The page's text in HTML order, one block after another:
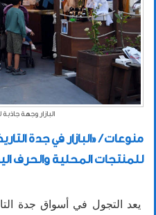
البازار وجهة
منوعات / «البازار في جدة
للمنتجات المحلية والحرف
يعد التجول في أسواق جدة